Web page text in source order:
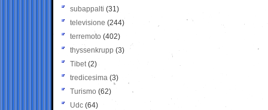
subappalti (31)
televisione(244)
terremoto (402)
thyssenkrupp (3)
Tibet(2)
tredicesima (3)
Turismo (62)
Udc (64)